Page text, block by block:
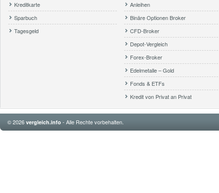
Kreditkarte
Sparbuch
Tagesgeld
Anleihen
Binäre Optionen Broker
CFD-Broker
Depot-Vergleich
Forex-Broker
Edelmetalle – Gold
Fonds & ETFs
Kredit von Privat an Privat
© 2026 vergleich.info - Alle Rechte vorbehalten.